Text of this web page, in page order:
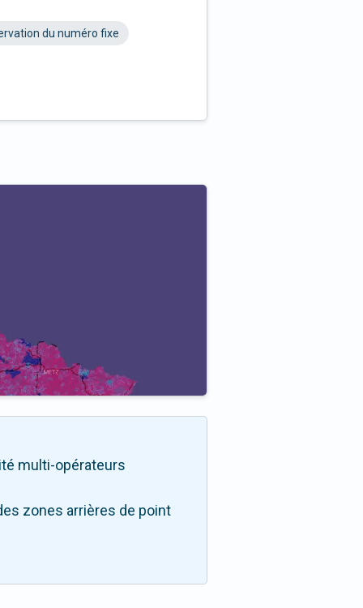
du numéro fixe
multi-opérateurs
zones arrières de point